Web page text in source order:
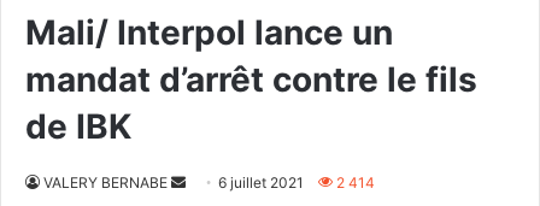
Mali/ Interpol lance un
mandat d’arrêt contre le fils
de IBK
VALERY BERNABE
Envoyer6 juillet 2021 2 414